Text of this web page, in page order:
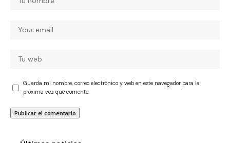
Guarda mi nombre, correo electrónico y web en este navegador para la
próxima vez que comente.